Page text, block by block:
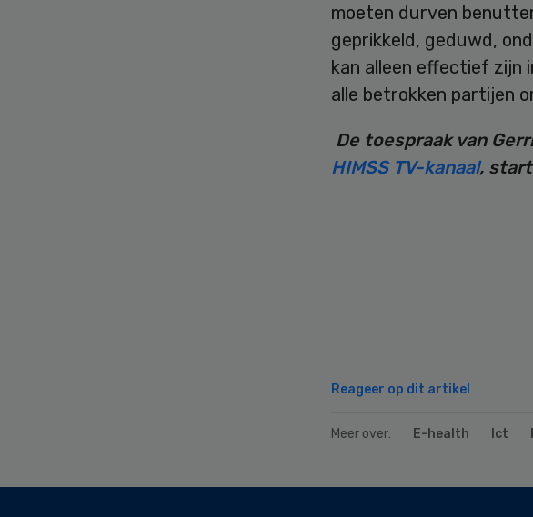
moeten durven
geprikkeld, geduwd,
kan alleen effectief zijn
alle betrokken partijen
De toespraak van
HIMSS TV-kanaal,
Reageer op dit artikel
Meer over: E-health Ict
Secondary